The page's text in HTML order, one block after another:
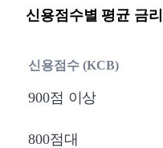
신용점수별 평균 금리
신용점수 (KCB)
900점 이상
800점대